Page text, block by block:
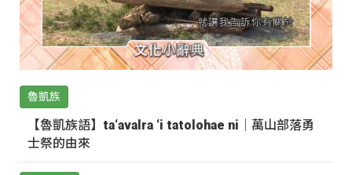
魯凱族
【魯凱族語】ta‘avalra ‘i tatolohae ni｜萬山部落勇
士祭的由來